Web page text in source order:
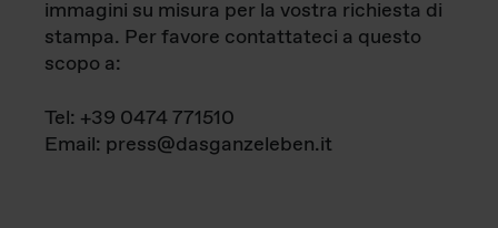
immagini su misura per la vostra richiesta di
stampa. Per favore contattateci a questo
scopo a:
Tel: +39 0474 771510
Email: press@dasganzeleben.it